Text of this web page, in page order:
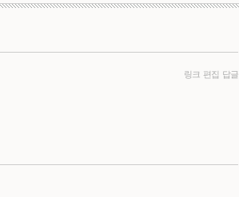
링크 편집 답글